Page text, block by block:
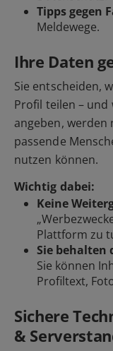
Tipps gegen
Meldewege.
Ihre Daten
Sie entscheiden,
Profil teilen – und
angeben, werden
passende
nutzen können.
Wichtig dabei:
Keine
Plattform zu
Sie behalten
Sie können
Profiltext,
Sichere
&